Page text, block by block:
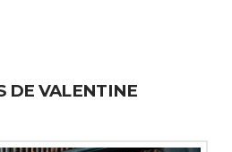
DE VALENTINE